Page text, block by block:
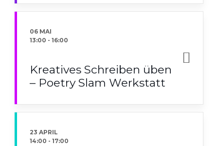
06 MAI
13:00 - 16:00
Kreatives Schreiben üben
– Poetry Slam Werkstatt
23 APRIL
14:00 - 17:00